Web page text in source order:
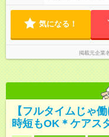
気になる！
掲載元企業
【フルタイムじゃ
時短もOK＊ケアス